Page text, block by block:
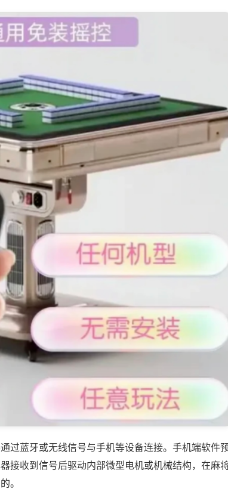
过蓝牙或无线信号与手机等设备连接。手机端软件
接收到信号后驱动内部微型电机或机械结构，在麻
。